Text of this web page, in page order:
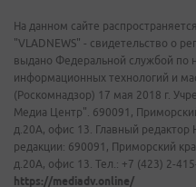
На данном сайте
"VLADNEWS" - свидетельство о
выдано Федеральной службой по
информационных технологий и
(Роскомнадзор) 17 мая 2018 г.
Медиа Центр". 690091,
д.20А, офис 13. Главный
редакции: 690091, Приморский
д.20А, офис 13. Тел.: +7 (423) 2-
https://mediadv.online/